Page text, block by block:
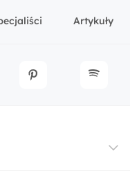
Artykuły